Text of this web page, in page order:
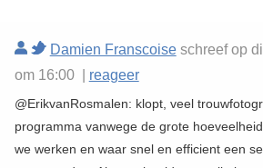
Damien Franscoiseschreef op
om 16:00 | reageer
@ErikvanRosmalen: klopt, veel
programma vanwege de grote
we werken en waar snel en efficient een